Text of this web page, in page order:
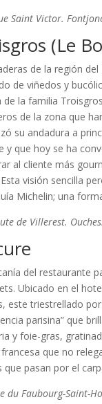
Saint Victor.
(Le
de la región
de viñedos y
de la familia
de la zona que
su andadura a
y que hoy se ha
al cliente más
visión sencilla
Michelin; una
de Villerest.
del restaurante
Ubicado en el
este triestrellado
parisina” que
y foie-gras,
que no
que pasan por el
du Faubourg-Saint-